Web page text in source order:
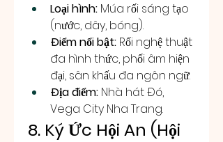
Loại hình: Múa rối sáng tạo
(nước, dây, bóng).
Điểm nổi bật: Rối nghệ thuật
đa hình thức, phối âm hiện
đại, sân khấu đa ngôn ngữ.
Địa điểm: Nhà hát Đó,
Vega City Nha Trang.
8. Ký Ức Hội An (Hội